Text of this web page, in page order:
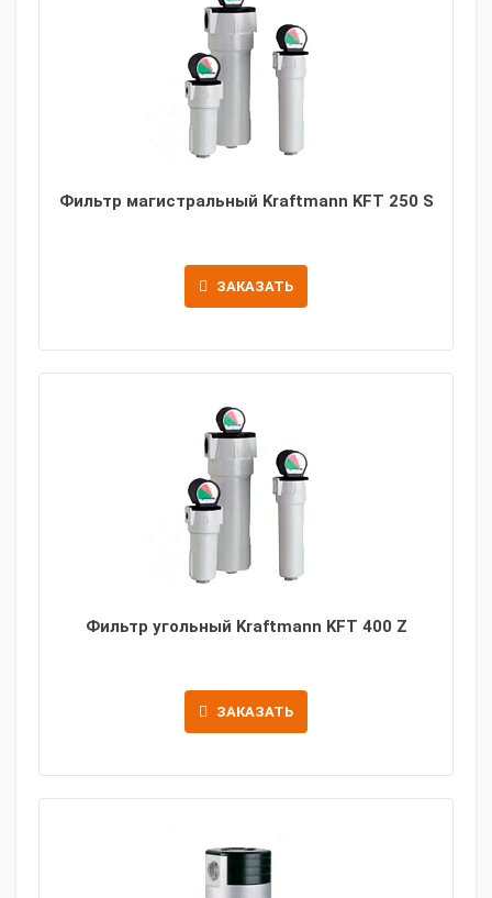
Фильтр магистральный Kraftmann KFT 250 S
ЗАКАЗАТЬ
Фильтр угольный Kraftmann KFT 400 Z
ЗАКАЗАТЬ